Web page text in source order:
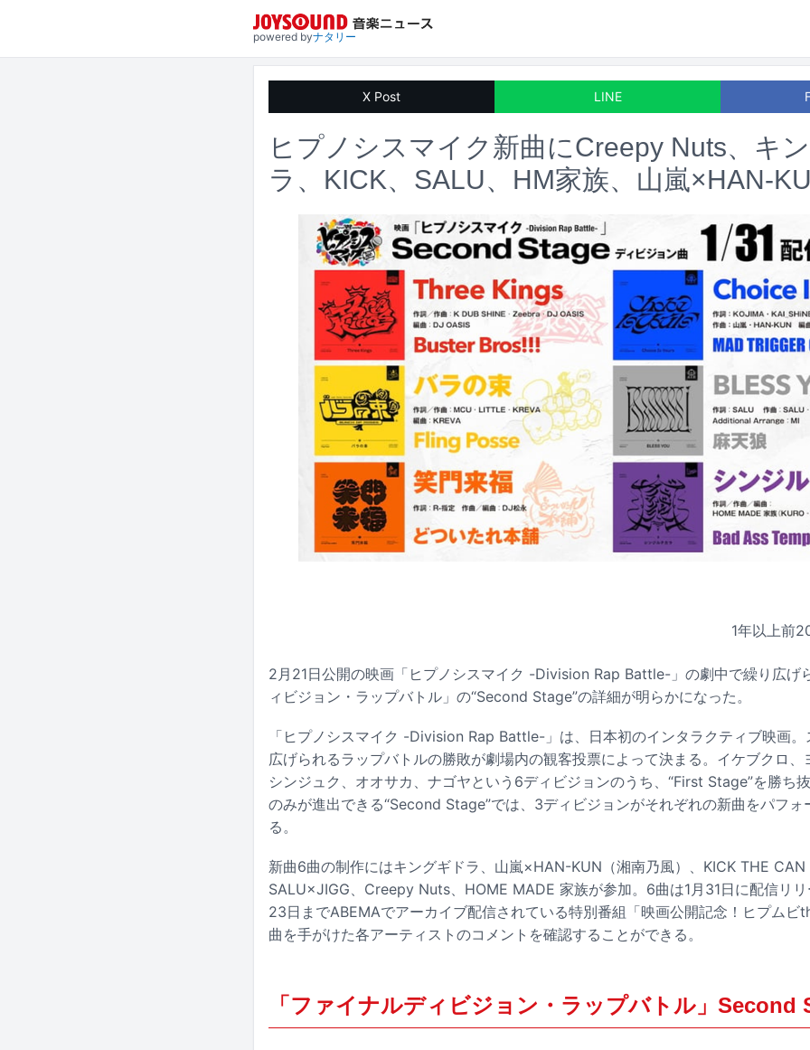
powered byナタリー
X Post LINE
ヒプノシスマイク新曲にCreepy Nuts、キ
ラ、KICK、SALU、HM家族、山嵐×HAN-
1年以上前
2月21日公開の映画「ヒプノシスマイク -Division Rap Battle-」の劇中で繰り広げ
ィビジョン・ラップバトル」の“Second Stage”の詳細が明らかになった。
「ヒプノシスマイク -Division Rap Battle-」は、日本初のインタラクティブ映画
広げられるラップバトルの勝敗が劇場内の観客投票によって決まる。イケブクロ、
シンジュク、オオサカ、ナゴヤという6ディビジョンのうち、“First Stage”を勝ち
のみが進出できる“Second Stage”では、3ディビジョンがそれぞれの新曲をパフォ
る。
新曲6曲の制作にはキングギドラ、山嵐×HAN-KUN（湘南乃風）、KICK THE CAN
SALU×JIGG、Creepy Nuts、HOME MADE 家族が参加。6曲は1月31日に配信リ
23日までABEMAでアーカイブ配信されている特別番組「映画公開記念！ヒプム
曲を手がけた各アーティストのコメントを確認することができる。
「ファイナルディビジョン・ラップバトル」Second